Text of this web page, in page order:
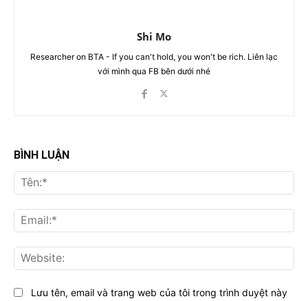
Shi Mo
Researcher on BTA - If you can't hold, you won't be rich. Liên lạc
với mình qua FB bên dưới nhé
BÌNH LUẬN
Lưu tên, email và trang web của tôi trong trình duyệt này